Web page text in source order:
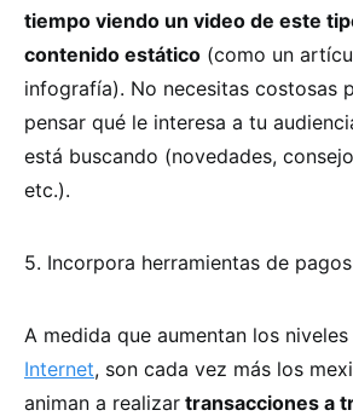
tiempo viendo un video de este
contenido estático (como un
infografía). No necesitas costosas
pensar qué le interesa a tu
está buscando (novedades,
etc.).
5. Incorpora herramientas de
A medida que aumentan los
Internet, son cada vez más los
animan a realizar transacciones a